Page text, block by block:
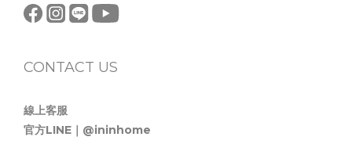
CONTACT US
線上客服
官方LINE｜@ininhome